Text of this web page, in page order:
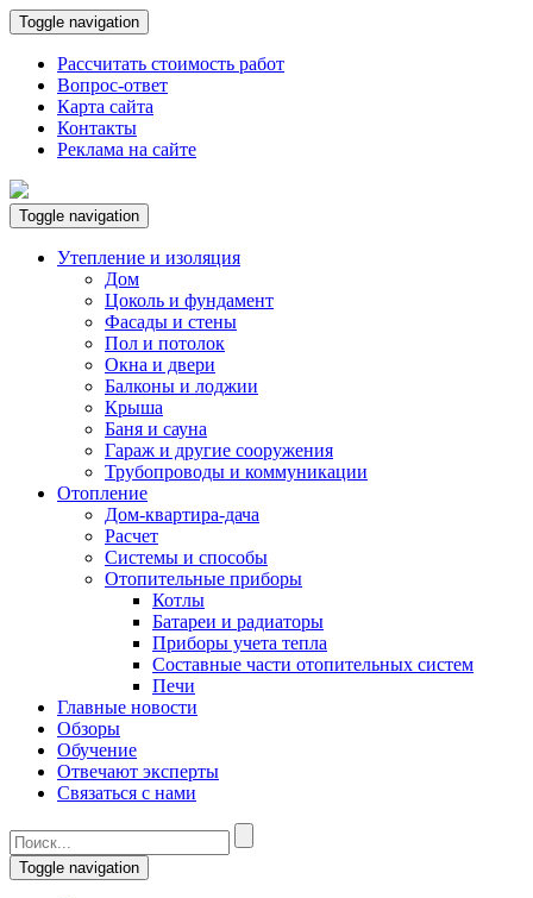
Toggle navigation
Рассчитать стоимость работ
Вопрос-ответ
Карта сайта
Контакты
Реклама на сайте
Toggle navigation
Утепление и изоляция
Дом
Цоколь и фундамент
Фасады и стены
Пол и потолок
Окна и двери
Балконы и лоджии
Крыша
Баня и сауна
Гараж и другие сооружения
Трубопроводы и коммуникации
Отопление
Дом-квартира-дача
Расчет
Системы и способы
Отопительные приборы
Котлы
Батареи и радиаторы
Приборы учета тепла
Составные части отопительных систем
Печи
Главные новости
Обзоры
Обучение
Отвечают эксперты
Связаться с нами
Toggle navigation